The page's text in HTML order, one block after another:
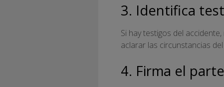
3. Identifica
Si hay testigos del
aclarar las circunstancias
4. Firma el